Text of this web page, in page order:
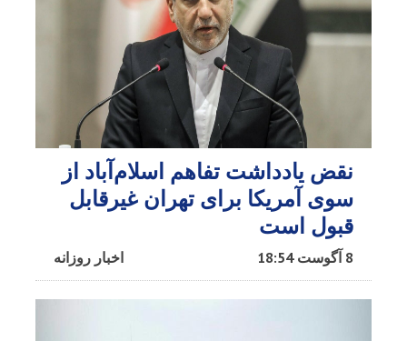
نقض یادداشت تفاهم اسلام‌آباد از
سوی آمریکا برای تهران غیرقابل
قبول است
اخبار روزانه 8 آگوست 18:54